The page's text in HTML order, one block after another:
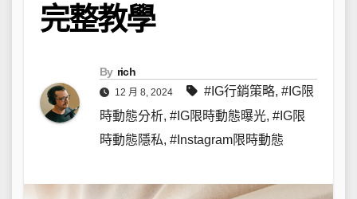
完整教學
By rich
12 月 8, 2024 #IG行銷策略, #IG限
時動態分析, #IG限時動態曝光, #IG限
時動態隱私, #Instagram限時動態